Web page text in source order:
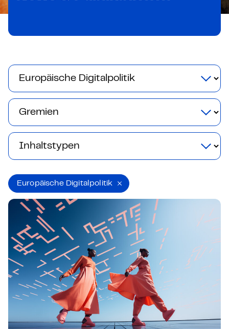
Europäische Digitalpolitik